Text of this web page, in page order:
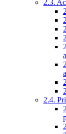
2.3.
2.4.